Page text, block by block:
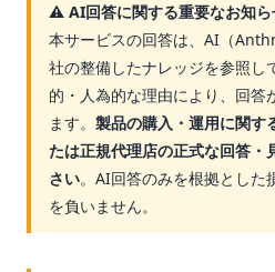
⚠ AI回答に関する重要なお知ら
本サービスの回答は、AI（
社の整備したナレッジを参照し
的・人為的な理由により、回答
ます。 製品の購入・運用に関す
たは正規代理店の正式な回答・
さい。AI回答のみを根拠とした
を負いません。